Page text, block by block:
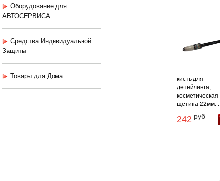
Оборудование для
АВТОСЕРВИСА
Средства Индивидуальной
Защиты
Товары для Дома
кисть для
детейлинга,
косметическая
щетина 22мм.
242 руб